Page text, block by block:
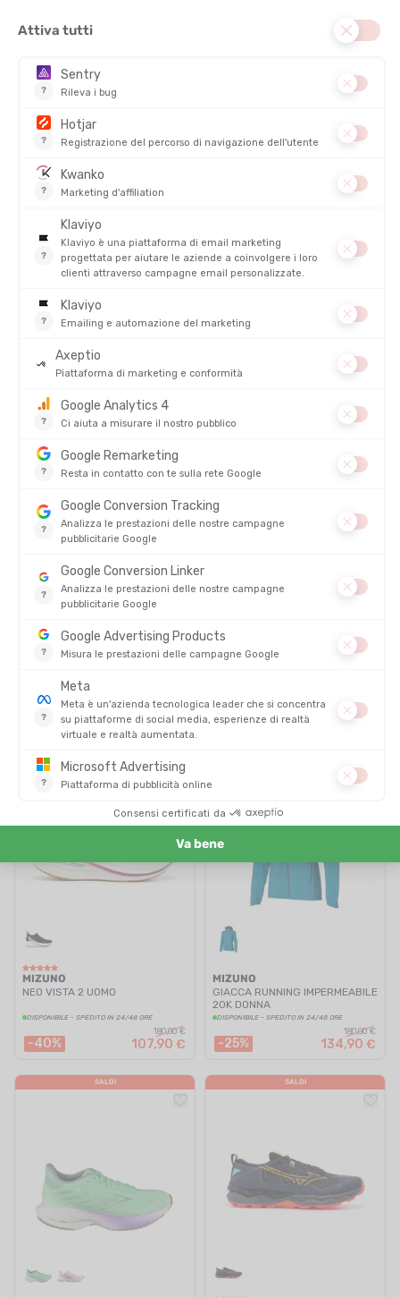
200,00 €
MIZUNO
T-SHIRT GRAPHIC UOMO
DISPONIBILE - SPEDITO IN 24/48 ORE
-36%
70,00 €
44,90 €
WAVE MUJIN 11 UOMO
-25%
160,00 €
MIZUNO
WAVE RIDER TT 2 DONNA
DISPONIBILE - SPEDITO IN 24/48 ORE
-40%
160,00 €
95,90 €
WAVE EQUATE 9 UOMO
-40% 77,90 €
MIZUNO
NEO VISTA 2 UOMO
DISPONIBILE - SPEDITO IN 24/48 ORE
-40%
180,00 €
107,90 €
MIZUNO
GIACCA RUNNING IMPERMEABILE
20K DONNA
DISPONIBILE - SPEDITO IN 24/48 ORE
-25%
180,00 €
134,90 €
SALDI SALDI